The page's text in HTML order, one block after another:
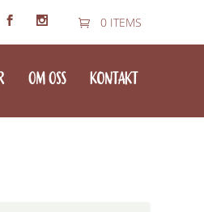
0 ITEMS
OM OSS KONTAKT